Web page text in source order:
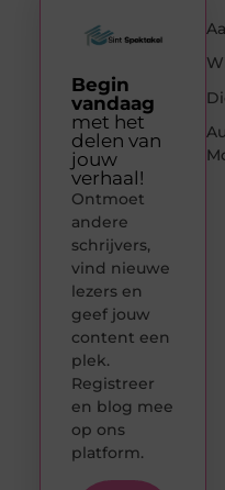
Begin
vandaag
met het
delen van
jouw
verhaal!
Ontmoet
andere
schrijvers,
vind nieuwe
lezers en
geef jouw
content een
plek.
Registreer
en blog mee
op ons
platform.